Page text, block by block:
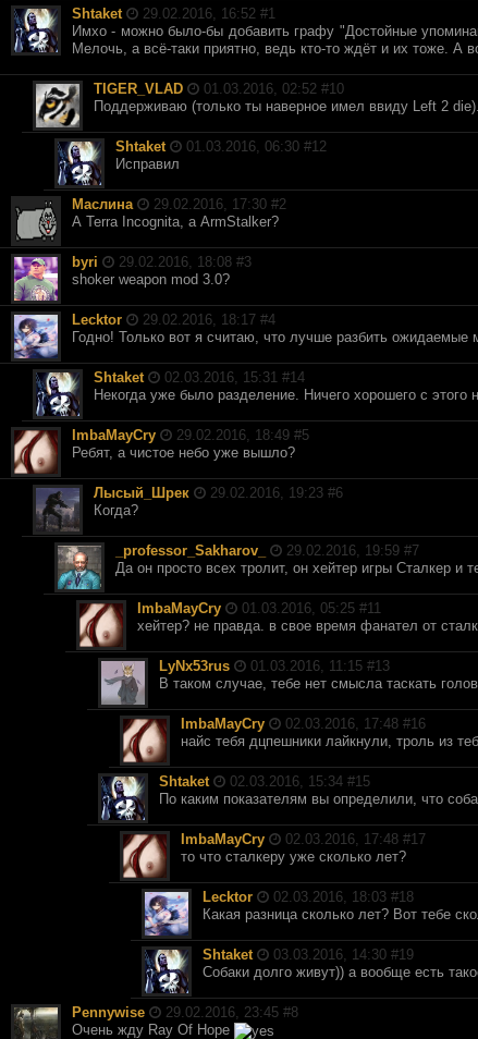
Shtaket
29.02.2016, 16:52 #1
Имхо - можно было-бы добавить графу "Достойные
Мелочь, а всё-таки приятно, ведь кто-то ждёт и их тоже. А
TIGER_VLAD 01.03.2016, 02:52 #10
Поддерживаю (только ты наверное имел ввиду Left 2 die).
Shtaket 01.03.2016, 06:30 #12
Исправил
Маслина 29.02.2016, 17:30 #2
А Terra Incognita, а ArmStalker?
byri 29.02.2016, 18:08 #3
shoker weapon mod 3.0?
Lecktor 29.02.2016, 18:17 #4
Годно! Только вот я считаю, что лучше разбить
Shtaket 02.03.2016, 15:31 #14
Некогда уже было разделение. Ничего хорошего с этого
ImbaMayCry 29.02.2016, 18:49 #5
Ребят, а чистое небо уже вышло?
Лысый_Шрек 29.02.2016, 19:23 #6
Когда?
_professor_Sakharov_ 29.02.2016, 19:59 #7
Да он просто всех тролит, он хейтер игры Сталкер и
ImbaMayCry 01.03.2016, 05:25 #11
хейтер? не правда. в свое время фанател от
LyNx53rus 01.03.2016, 11:15 #13
В таком случае, тебе нет смысла таскать
ImbaMayCry 02.03.2016, 17:48 #16
найс тебя дцпешники лайкнули, троль из
Shtaket 02.03.2016, 15:34 #15
По каким показателям вы определили, что
ImbaMayCry 02.03.2016, 17:48 #17
то что сталкеру уже сколько лет?
Lecktor 02.03.2016, 18:03 #18
Какая разница сколько лет? Вот тебе
Shtaket 03.03.2016, 14:30 #19
Собаки долго живут)) а вообще есть
Pennywise 29.02.2016, 23:45 #8
Очень жду Ray Of Hope